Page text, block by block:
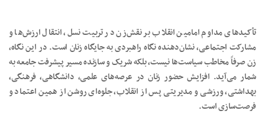
تأکیدهای مداوم امامین انقلاب بر نقش‌زن در تربیت نسل، انتقال ارزش‌ها و
مشارکت اجتماعی، نشان‌دهنده نگاه راهبردی به جایگاه زنان است. در این نگاه،
زن صرفاً مخاطب سیاست‌ها نیست، بلکه شریک و سازنده مسیر پیشرفت جامعه به
شمار می‌آید. افزایش حضور زنان در عرصه‌های علمی، دانشگاهی، فرهنگی،
بهداشتی، ورزشی و مدیریتی پس از انقلاب، جلوه‌ای روشن از همین اعتماد و
فرصت‌سازی است.